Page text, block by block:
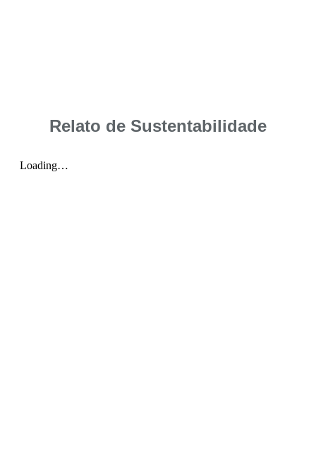
Relato de Sustentabilidade